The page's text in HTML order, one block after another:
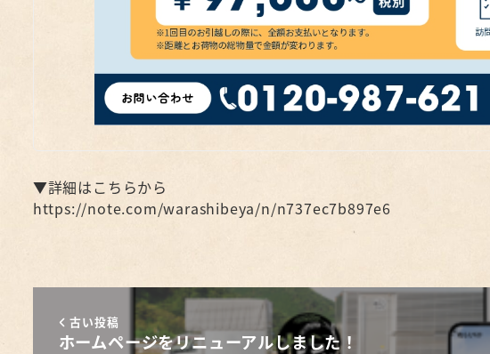
▼詳細はこちらから
https://note.com/warashibeya/n/n737ec7b897e6
古い投稿
ホームページをリニューアルしました！